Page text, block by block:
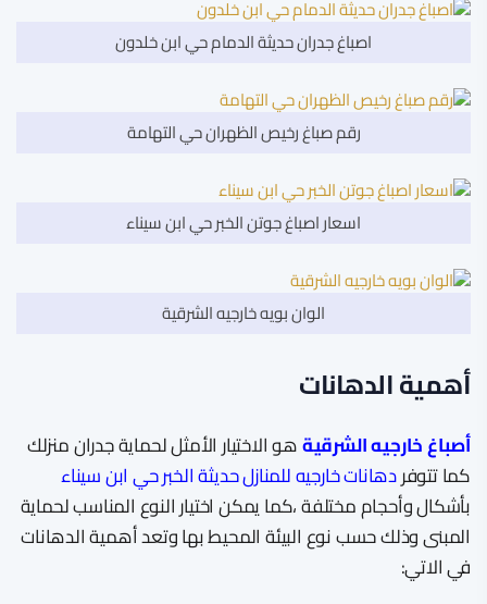
اصباغ جدران حديثة الدمام حي ابن خلدون
رقم صباغ رخيص الظهران حي التهامة
اسعار اصباغ جوتن الخبر حي ابن سيناء
الوان بويه خارجيه الشرقية
أهمية الدهانات
أصباغ خارجيه الشرقيةهو الاختيار الأمثل لحماية جدران منزلك
كما تتوفردهانات خارجيه للمنازل حديثة الخبر حي ابن سيناء
بأشكال وأحجام مختلفة ،كما يمكن اختيار النوع المناسب لحماية
المبنى وذلك حسب نوع البيئة المحيط بها وتعد أهمية الدهانات
في الاتي: